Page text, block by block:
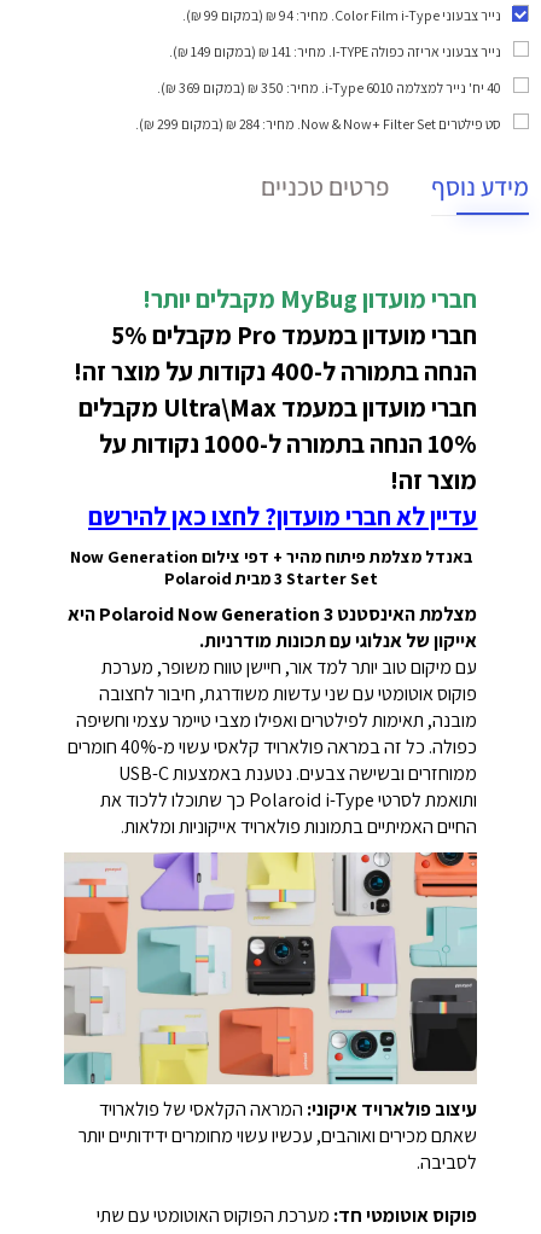
נייר צבעוני Color Film i-Type
. מחיר: 94 ₪ (במקום 99 ₪).
נייר צבעוני אריזה כפולה I-TYPE
. מחיר: 141 ₪ (במקום 149 ₪).
40 יח' נייר למצלמה i-Type 6010
. מחיר: 350 ₪ (במקום 369 ₪).
סט פילטרים Now & Now+ Filter Set
. מחיר: 284 ₪ (במקום 299 ₪).
מידע נוסף פרטים טכניים
חברי מועדון MyBug מקבלים יותר!
חברי מועדון במעמד Pro מקבלים 5%
הנחה בתמורה ל-400 נקודות על מוצר זה!
חברי מועדון במעמד Ultra\Max מקבלים
10% הנחה בתמורה ל-1000 נקודות על
מוצר זה!
עדיין לא חברי מועדון? לחצו כאן להירשם
באנדל מצלמת פיתוח מהיר + דפי צילום Now Generation
3 Starter Set מבית Polaroid
מצלמת האינסטנט Polaroid Now Generation 3 היא
אייקון של אנלוגי עם תכונות מודרניות.
עם מיקום טוב יותר למד אור, חיישן טווח משופר, מערכת
פוקוס אוטומטי עם שני עדשות משודרגת, חיבור לחצובה
מובנה, תאימות לפילטרים ואפילו מצבי טיימר עצמי וחשיפה
כפולה. כל זה במראה פולארויד קלאסי עשוי מ-40% חומרים
ממוחזרים ובשישה צבעים. נטענת באמצעות USB-C
ותואמת לסרטי Polaroid i-Type כך שתוכלו ללכוד את
החיים האמיתיים בתמונות פולארויד אייקוניות ומלאות.
עיצוב פולארויד איקוני: המראה הקלאסי של פולארויד
שאתם מכירים ואוהבים, עכשיו עשוי מחומרים ידידותיים יותר
לסביבה.
פוקוס אוטומטי חד: מערכת הפוקוס האוטומטי עם שתי